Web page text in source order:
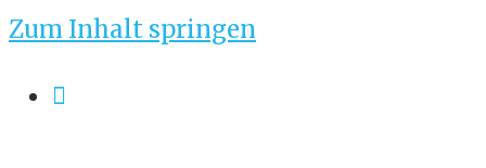
Zum Inhalt springen